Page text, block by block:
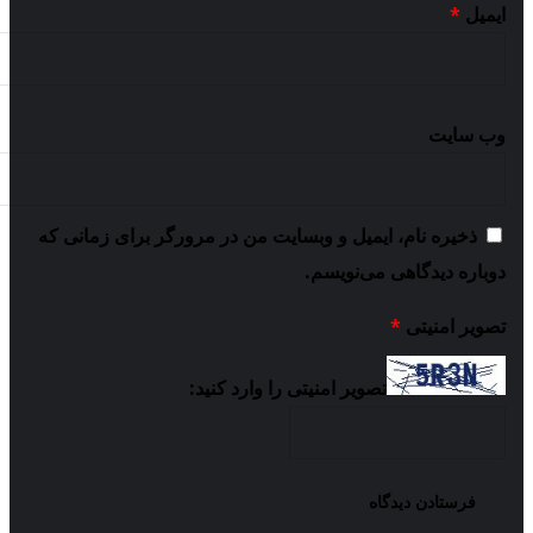
دانشگاه علوم پزشکی گلستان گفته بود که مرکز
با وجود آغاز عملیات اجرایی احداث بخش تخصصی
دلایل مختلف عملیات اجرایی این پروژه درهمان مرحله
نیکوکاران گنبد مسوولیت ساخت ساختمان این پروژه را در
ایمیل *
وب‌ سایت
ذخیره نام، ایمیل و وبسایت من در مرورگر برای زمانی که
دوباره دیدگاهی می‌نویسم.
تصویر امنیتی *
تصویر امنیتی را وارد کنید: